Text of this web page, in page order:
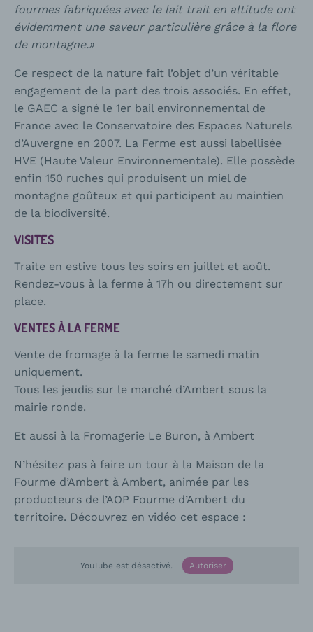
fourmes fabriquées avec le lait trait en altitude ont
évidemment une saveur particulière grâce à la flore
de montagne.»
Ce respect de la nature fait l’objet d’un véritable
engagement de la part des trois associés. En effet,
le GAEC a signé le 1er bail environnemental de
France avec le Conservatoire des Espaces Naturels
d’Auvergne en 2007. La Ferme est aussi labellisée
HVE (Haute Valeur Environnementale). Elle possède
enfin 150 ruches qui produisent un miel de
montagne goûteux et qui participent au maintien
de la biodiversité.
VISITES
Traite en estive tous les soirs en juillet et août.
Rendez-vous à la ferme à 17h ou directement sur
place.
VENTES À LA FERME
Vente de fromage à la ferme le samedi matin
uniquement.
Tous les jeudis sur le marché d’Ambert sous la
mairie ronde.
Et aussi à la Fromagerie Le Buron, à Ambert
N’hésitez pas à faire un tour à la Maison de la
Fourme d’Ambert à Ambert, animée par les
producteurs de l’AOP Fourme d’Ambert du
territoire. Découvrez en vidéo cet espace :
YouTube est désactivé. Autoriser